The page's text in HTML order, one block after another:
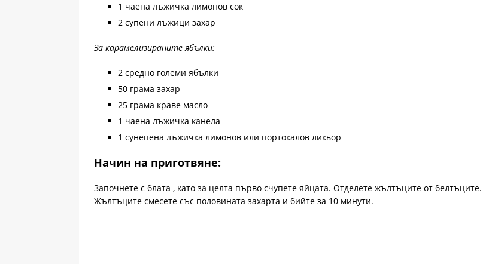
1 чаена лъжичка лимонов сок
2 супени лъжици захар
За карамелизираните ябълки:
2 средно големи ябълки
50 грама захар
25 грама краве масло
1 чаена лъжичка канела
1 сунепена лъжичка лимонов или портокалов ликьор
Начин на приготвяне:
Започнете с блата , като за целта първо счупете яйцата. Отделете жълтъците от белтъците.
Жълтъците смесете със половината захарта и бийте за 10 минути.